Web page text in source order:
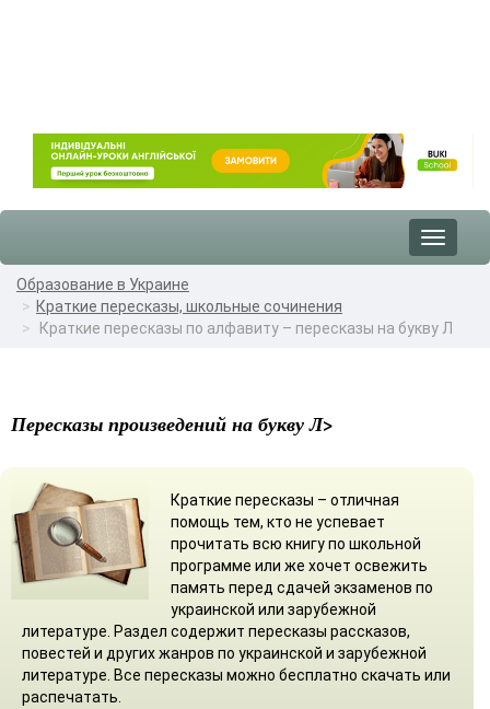
Toggle
Образование в Украине
Краткие пересказы, школьные сочинения
Краткие пересказы по алфавиту – пересказы на букву Л
Пересказы произведений на букву Л>
Краткие пересказы – отличная
помощь тем, кто не успевает
прочитать всю книгу по школьной
программе или же хочет освежить
память перед сдачей экзаменов по
украинской или зарубежной
литературе. Раздел содержит пересказы рассказов,
повестей и других жанров по украинской и зарубежной
литературе. Все пересказы можно бесплатно скачать или
распечатать.